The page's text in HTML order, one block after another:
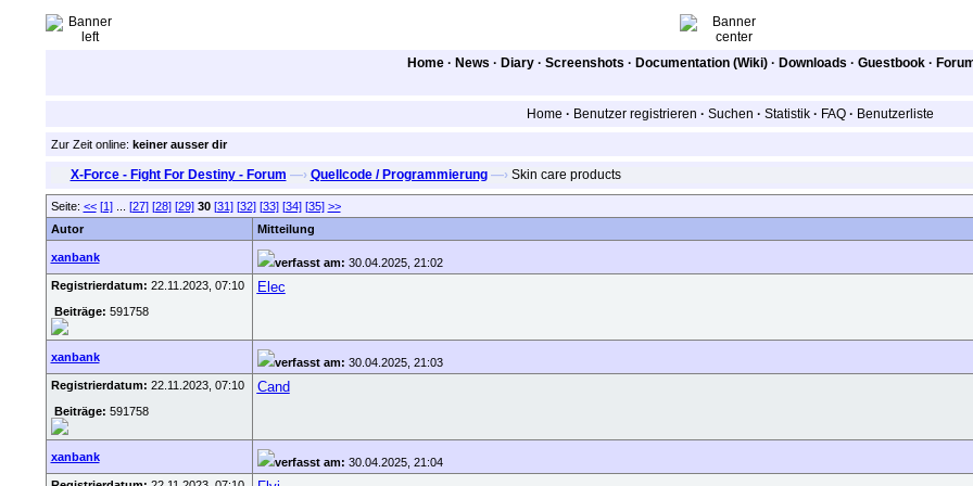
Home · News · Diary · Screenshots · Documentation (Wiki) · Downloads · Guestbook ·
Home · Benutzer registrieren · Suchen · Statistik · FAQ · Benutzerliste
Zur Zeit online: keiner ausser dir
X-Force - Fight For Destiny - Forum —› Quellcode / Programmierung —›Skin care products
Seite: << [1]... [27] [28] [29] 30 [31] [32] [33] [34] [35] >>
Autor
Mitteilung
xanbank verfasst am: 30.04.2025, 21:02
Registrierdatum: 22.11.2023, 07:10
Beiträge: 591758
Elec
xanbank verfasst am: 30.04.2025, 21:03
Registrierdatum: 22.11.2023, 07:10
Beiträge: 591758
Cand
xanbank verfasst am: 30.04.2025, 21:04